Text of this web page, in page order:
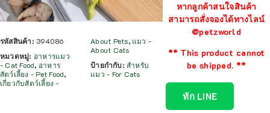
รหัสสินค้า: 394086
หมวดหมู่: อาหารแมว
- Cat Food, อาหาร
สัตว์เลี้ยง - Pet Food,
เกี่ยวกับสัตว์เลี้ยง -
About Pets, แมว -
About Cats
ป้ายกำกับ:สำหรับ
แมว - For Cats
หากลูกค้าสนใจสินค้า
สามารถสั่งจองได้ทางไลน์
@petzworld
** This product cannot
be shipped. **
ทัก LINE